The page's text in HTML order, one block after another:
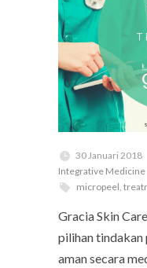
30 Januari 2018
Integrative Medicine
micropeel,
Gracia Skin
pilihan
aman secara